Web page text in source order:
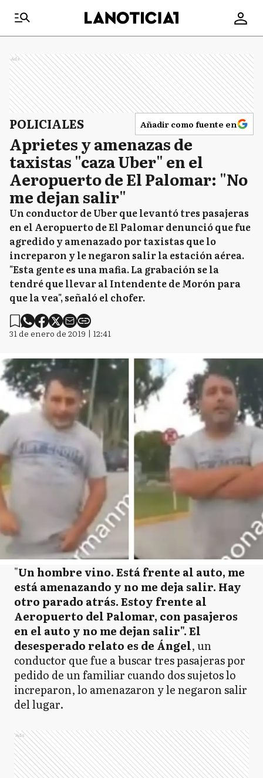
Ads
POLICIALES Añadir como fuente en
Aprietes y amenazas de
taxistas "caza Uber" en el
Aeropuerto de El Palomar: "No
me dejan salir"
Un conductor de Uber que levantó tres pasajeras
en el Aeropuerto de El Palomar denunció que fue
agredido y amenazado por taxistas que lo
increparon y le negaron salir la estación aérea.
"Esta gente es una mafia. La grabación se la
tendré que llevar al Intendente de Morón para
que la vea", señaló el chofer.
31 de enero de 2019 | 12:41
"Un hombre vino. Está frente al auto, me
está amenazando y no me deja salir. Hay
otro parado atrás. Estoy frente al
Aeropuerto del Palomar, con pasajeros
en el auto y no me dejan salir". El
desesperado relato es de Ángel, un
conductor que fue a buscar tres pasajeras por
pedido de un familiar cuando dos sujetos lo
increparon, lo amenazaron y le negaron salir
del lugar.
Ads